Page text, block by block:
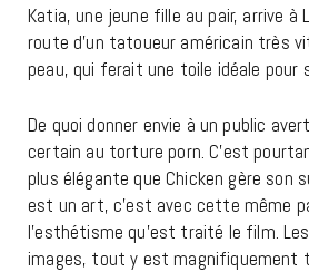
Katia, une jeune fille au pair, arrive à
route d’un tatoueur américain très
peau, qui ferait une toile idéale pour
De quoi donner envie à un public
certain au torture porn. C’est
plus élégante que Chicken gère son
est un art, c’est avec cette même
l’esthétisme qu’est traité le film.
images, tout y est magnifiquement